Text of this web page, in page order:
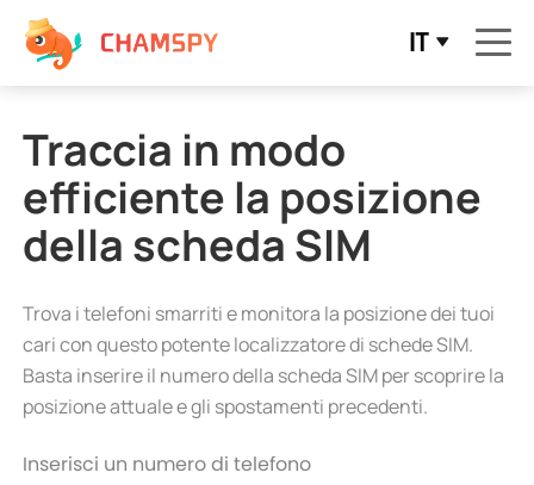
IT
Traccia in modo
efficiente la posizione
della scheda SIM
Trova i telefoni smarriti e monitora la posizione dei tuoi
cari con questo potente localizzatore di schede SIM.
Basta inserire il numero della scheda SIM per scoprire la
posizione attuale e gli spostamenti precedenti.
Inserisci un numero di telefono